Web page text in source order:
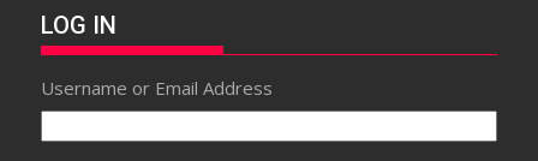
LOG IN
Username or Email Address